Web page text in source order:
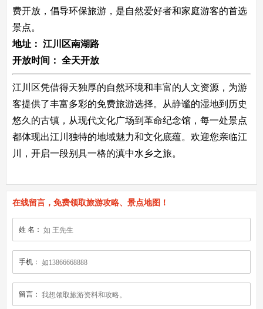
费开放，倡导环保旅游，是自然爱好者和家庭游客的首选
景点。
地址： 江川区南湖路
开放时间： 全天开放
江川区凭借得天独厚的自然环境和丰富的人文资源，为游
客提供了丰富多彩的免费旅游选择。从静谧的湿地到历史
悠久的古镇，从现代文化广场到革命纪念馆，每一处景点
都体现出江川独特的地域魅力和文化底蕴。欢迎您亲临江
川，开启一段别具一格的滇中水乡之旅。
在线留言，免费领取旅游攻略、景点地图！
姓 名：
手机：
留言：